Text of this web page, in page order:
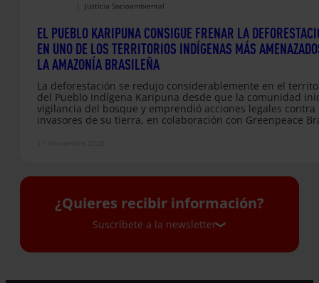
Justicia Socioambiental
EL PUEBLO KARIPUNA CONSIGUE FRENAR LA
EN UNO DE LOS TERRITORIOS INDÍGENAS MÁS
LA AMAZONÍA BRASILEÑA
La deforestación se redujo considerablemente en el
del Pueblo Indígena Karipuna desde que la comunidad
vigilancia del bosque y emprendió acciones legales contra
invasores de su tierra, en colaboración con Greenpeace
¿Quieres recibir información?
Suscríbete a la newsletter